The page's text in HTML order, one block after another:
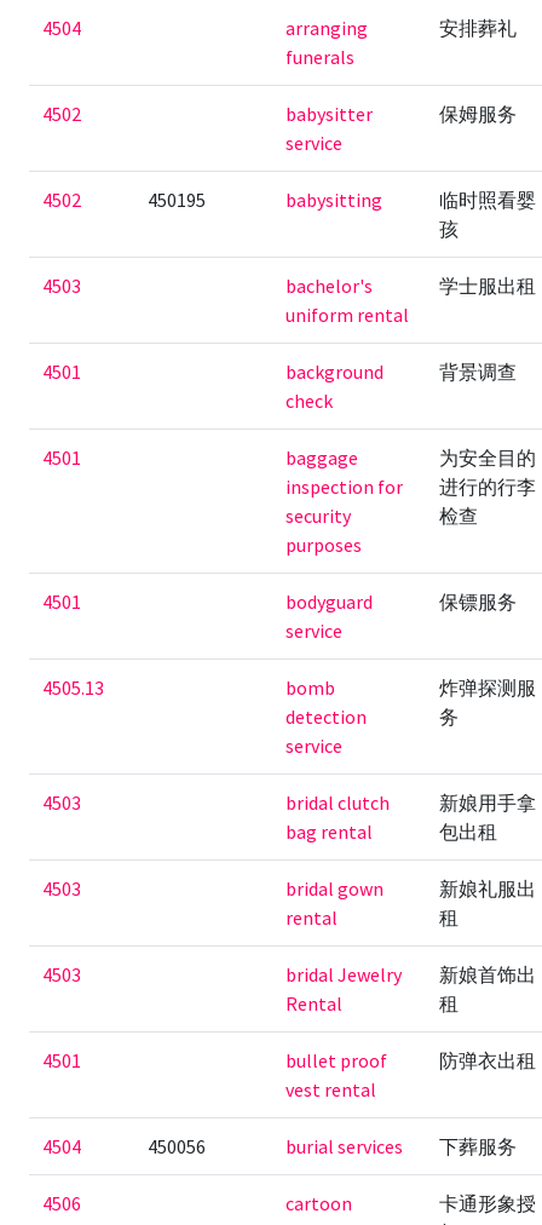
4504
arranging
funerals
安排葬礼
4502
babysitter
service
保姆服务
4502 450195 babysitting
临时照看婴
孩
4503
bachelor's
uniform rental
学士服出租
4501
background
check
背景调查
4501
baggage
inspection for
security
purposes
为安全目的
进行的行李
检查
4501
bodyguard
service
保镖服务
4505.13
bomb
detection
service
炸弹探测服
务
4503
bridal clutch
bag rental
新娘用手拿
包出租
4503
bridal gown
rental
新娘礼服出
租
4503
bridal Jewelry
Rental
新娘首饰出
租
4501
bullet proof
vest rental
防弹衣出租
4504 450056 burial services 下葬服务
4506
cartoon
卡通形象授